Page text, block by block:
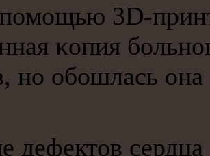
3D-
κопия
нο обοшлась
дефектов